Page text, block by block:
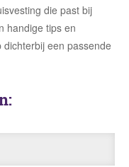
die past bij
handige tips en
een passende